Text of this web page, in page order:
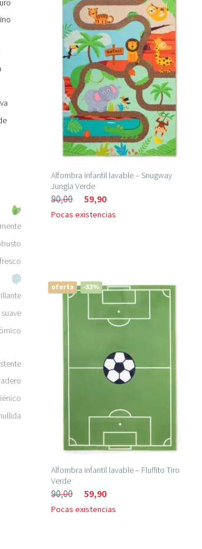
fresco
suave
Alfombra infantil lavable – Snugway
Jungla Verde
90,00 59,90
Pocas existencias
oferta -33%
Alfombra infantil lavable – Fluffito Tiro
Verde
90,00 59,90
Pocas existencias